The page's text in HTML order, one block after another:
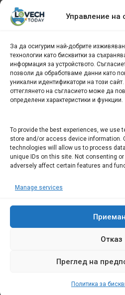
Управление на
За да осигурим най-добрите
технологии като бисквитки за
информация за устройството.
позволи да обработваме данни като
уникални идентификатори на този
оттеглянето на съгласието може да
определени характеристики и функции.
To provide the best experiences, we use
store and/or access device information.
technologies will allow us to process
unique IDs on this site. Not consenting
adversely affect certain features and
Manage services
Отказ
Преглед на
Политика за
Архив
новини
Арт галерия "Мостове" –
СЕВЕРОЗАПАДА
ТУРИСТИЧЕСКИ КЛЪСТЕР
ИНСТИТУЦИИ
Административен съд Ловеч
Областна администрация
ОДМВР Ловеч
Окръжен съд Ловеч
"Иванов Комюникейшънс" ЕООД